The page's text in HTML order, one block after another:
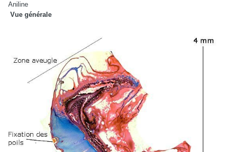
Aniline
Vue générale